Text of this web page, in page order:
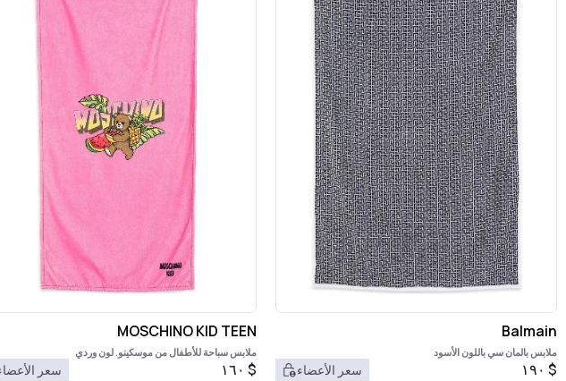
Balmain
ملابس بالمان سي باللون الأسود
$ ١٩٠ سعر الأعضاء
MOSCHINO KID TEEN
ملابس سباحة للأطفال من موسكينو. لون وردي
$ ١٦٠ سعر